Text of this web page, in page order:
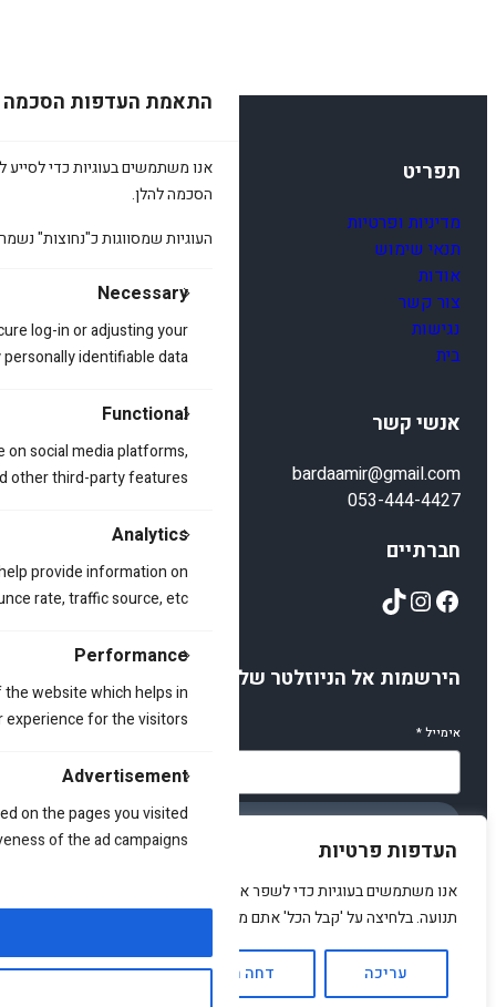
העדפות פרטיות
אנו משתמשים בעוגיות כדי לשפר את האתר, להציג תוכן מותאם ולנתח
תנועה. בלחיצה על 'קבל הכל' אתם מסכימים לכך.
עריכה דחה הכל אשר הכל
התאמת העדפות הסכמה
אנו משתמשים בעוגיות כדי לסייע
הסכמה להלן.
העוגיות שמסווגות כ"נחוצות"
Necessary
log-in or adjusting your
identifiable data.
Functional
social media platforms,
other third-party features.
Analytics
provide information on
rate, traffic source, etc.
Performance
website which helps in
for the visitors.
Advertisement
on the pages you visited
of the ad campaigns.
תפריט
מדיניות ופרטיות
תנאי שימוש
אודות
צור קשר
נגישות
בית
אנשי קשר
bardaamir@gmail.com
053-444-4427
חברתיים
Facebook
Instagram
TikTok
הירשמות אל הניוזלטר שלנו
אימייל*
© 2025 amirstuff. All rights reserved.